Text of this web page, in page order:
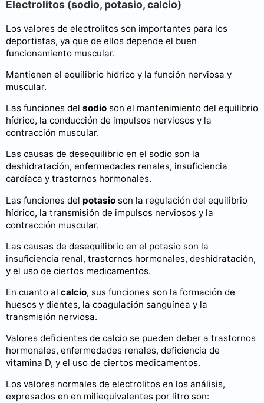
Electrolitos (sodio, potasio, calcio)
Los valores de electrolitos son importantes para los
deportistas, ya que de ellos depende el buen
funcionamiento muscular.
Mantienen el equilibrio hídrico y la función nerviosa y
muscular.
Las funciones del sodio son el mantenimiento del equilibrio
hídrico, la conducción de impulsos nerviosos y la
contracción muscular.
Las causas de desequilibrio en el sodio son la
deshidratación, enfermedades renales, insuficiencia
cardíaca y trastornos hormonales.
Las funciones del potasio son la regulación del equilibrio
hídrico, la transmisión de impulsos nerviosos y la
contracción muscular.
Las causas de desequilibrio en el potasio son la
insuficiencia renal, trastornos hormonales, deshidratación,
y el uso de ciertos medicamentos.
En cuanto al calcio, sus funciones son la formación de
huesos y dientes, la coagulación sanguínea y la
transmisión nerviosa.
Valores deficientes de calcio se pueden deber a trastornos
hormonales, enfermedades renales, deficiencia de
vitamina D, y el uso de ciertos medicamentos.
Los valores normales de electrolitos en los análisis,
expresados en en miliequivalentes por litro son: